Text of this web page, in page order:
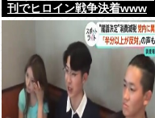
刊でヒロイン戦争決着www